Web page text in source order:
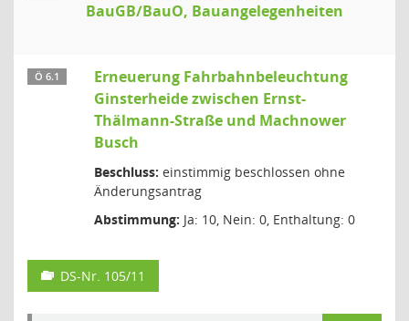
BauGB/BauO, Bauangelegenheiten
Ö 6.1
Erneuerung Fahrbahnbeleuchtung
Ginsterheide zwischen Ernst-
Thälmann-Straße und Machnower
Busch
Beschluss: einstimmig beschlossen ohne
Änderungsantrag
Abstimmung: Ja: 10, Nein: 0, Enthaltung: 0
DS-Nr. 105/11